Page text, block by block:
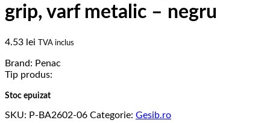
grip, varf metalic – negru
4.53 lei TVA inclus
Brand: Penac
Tip produs:
Stoc epuizat
SKU: P-BA2602-06 Categorie: Gesib.ro